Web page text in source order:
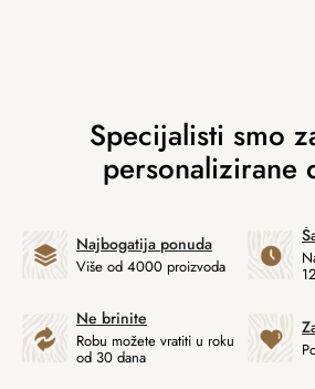
Najbogatija ponuda
Više od 4000 proizvoda
Ne brinite
Robu možete vratiti u roku
od 30 dana